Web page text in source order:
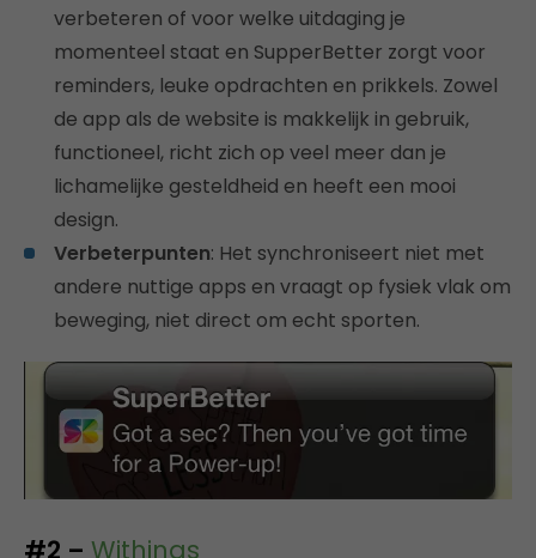
verbeteren of voor welke uitdaging je
momenteel staat en SupperBetter zorgt voor
reminders, leuke opdrachten en prikkels. Zowel
de app als de website is makkelijk in gebruik,
functioneel, richt zich op veel meer dan je
lichamelijke gesteldheid en heeft een mooi
design.
Verbeterpunten: Het synchroniseert niet met
andere nuttige apps en vraagt op fysiek vlak om
beweging, niet direct om echt sporten.
#2 – Withings